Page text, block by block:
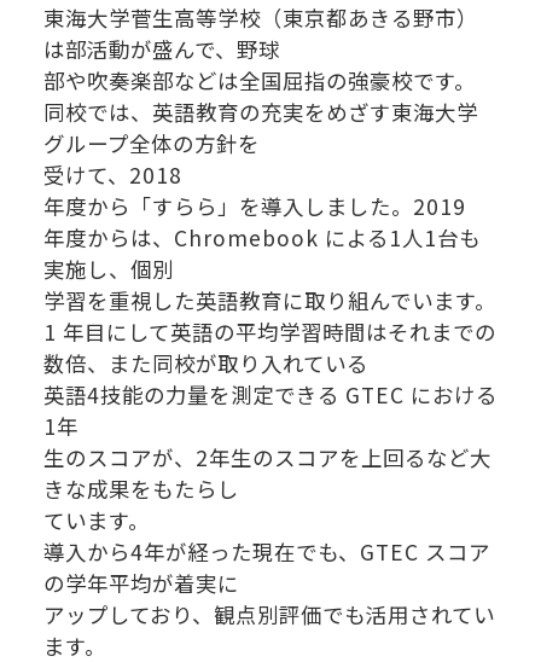
東海大学菅生高等学校（東京都あきる野市）
は部活動が盛んで、野球
部や吹奏楽部などは全国屈指の強豪校です。
同校では、英語教育の充実をめざす東海大学
グループ全体の方針を
受けて、2018
年度から「すらら」を導入しました。 2019
年度からは、Chromebook による1人1台も
実施し、個別
学習を重視した英語教育に取り組んでいます。
1 年目にして英語の平均学習時間はそれまでの
数倍、また同校が取り入れている
英語4技能の力量を測定できる GTEC における
1年
生のスコアが、2年生のスコアを上回るなど大
きな成果をもたらし
ています。
導入から4年が経った現在でも、GTEC スコア
の学年平均が着実に
アップしており、観点別評価でも活用されてい
ます。